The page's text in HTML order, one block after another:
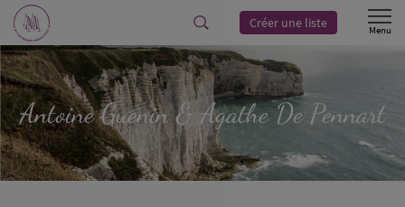
Créer une liste
AntoineGuenin& AgatheDe Pennart